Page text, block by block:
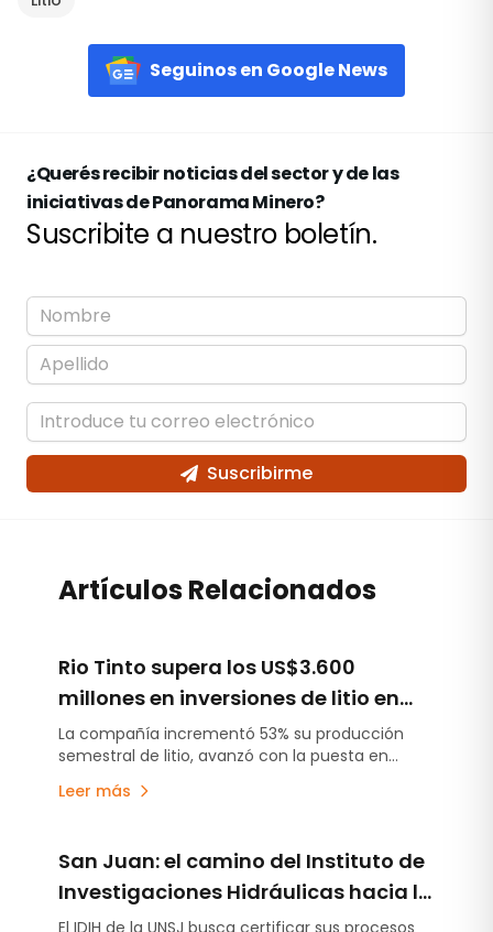
Seguinos en Google News
¿Querés recibir noticias del sector y de las
iniciativas de Panorama Minero?
Suscribite a nuestro boletín.
Suscribirme
Artículos Relacionados
Rio Tinto supera los US$3.600
millones en inversiones de litio en
Argentina y acelera la puesta en
marcha de sus proyectos
La compañía incrementó 53% su producción
semestral de litio, avanzó con la puesta en
marcha de Fénix 1B y Sal de Vida antes de lo
previsto y continúa escalando Rincón, el primer
Leer más
San Juan: el camino del Instituto de
Investigaciones Hidráulicas hacia la
certificación internacional
El IDIH de la UNSJ busca certificar sus procesos